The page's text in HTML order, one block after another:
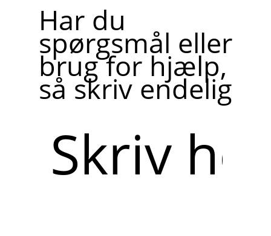
Har du
spørgsmål eller
brug for hjælp,
så skriv endelig
her